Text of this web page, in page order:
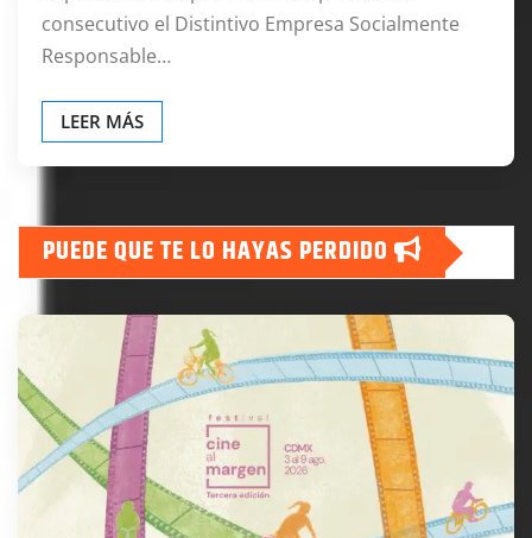
consecutivo el Distintivo Empresa Socialmente
Responsable…
LEER MÁS
PUEDE QUE TE LO HAYAS PERDIDO